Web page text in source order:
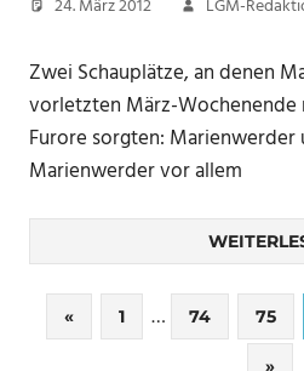
24. März 2012 LGM-
Zwei Schauplätze, an denen
vorletzten März-
Furore sorgten: Marienwerder
Marienwerder vor allem
«Vorherige
Beiträge
1 … 74 75
»